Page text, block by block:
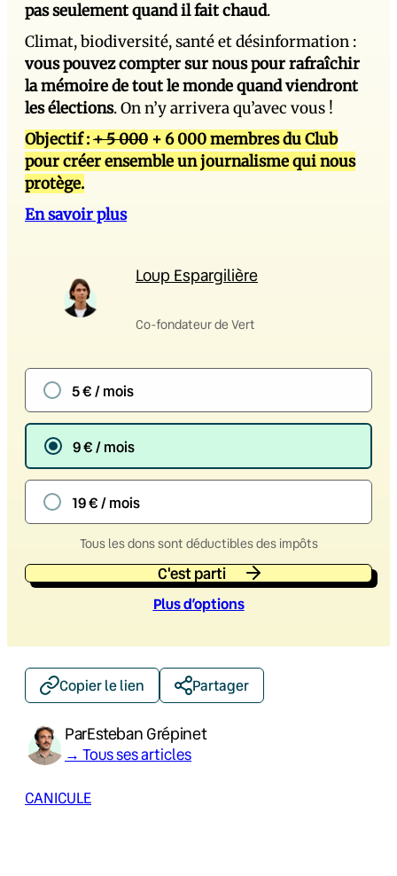
pas seulement quand il fait chaud.
Climat, biodiversité, santé et désinformation :
vous pouvez compter sur nous pour rafraîchir
la mémoire de tout le monde quand viendront
les élections. On n’y arrivera qu’avec vous !
Objectif :+ 5 000 + 6 000 membres du Club
pour créer ensemble un journalisme qui nous
protège.
En savoir plus
Loup Espargilière
Co-fondateur de Vert
5 € / mois
9 € / mois
19 € / mois
Tous les dons sont déductibles des impôts
C'est parti
Plus d’options
Copier le lien Partager
ParEsteban Grépinet
→ Tous ses articles
CANICULE